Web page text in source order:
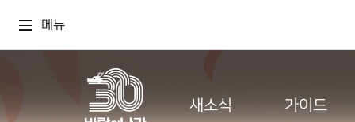
메뉴
새소식 가이드